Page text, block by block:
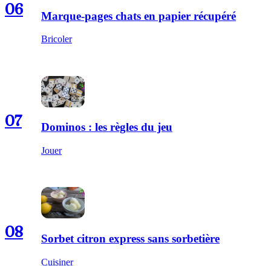
06 Marque-pages chats en papier récupéré
Bricoler
07 Dominos : les règles du jeu
Jouer
08 Sorbet citron express sans sorbetière
Cuisiner